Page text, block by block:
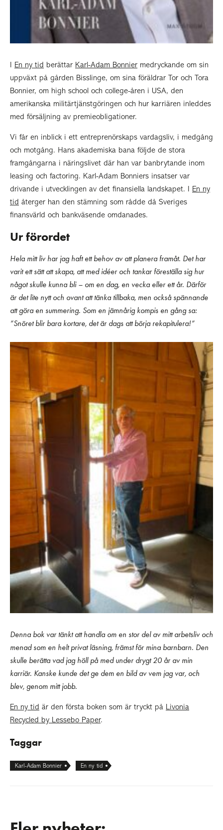
I En ny tid berättar Karl-Adam Bonnier medryckande om sin
uppväxt på gården Bisslinge, om sina föräldrar Tor och Tora
Bonnier, om high school och college-åren i USA, den
amerikanska militärtjänstgöringen och hur karriären inleddes
med försäljning av premieobligationer.
Vi får en inblick i ett entreprenörskaps vardagsliv, i medgång
och motgång. Hans akademiska bana följde de stora
framgångarna i näringslivet där han var banbrytande inom
leasing och factoring. Karl-Adam Bonniers insatser var
drivande i utvecklingen av det finansiella landskapet. I En ny
tid återger han den stämning som rådde då Sveriges
finansvärld och bankväsende omdanades.
Ur förordet
Hela mitt liv har jag haft ett behov av att planera framåt. Det har
varit ett sätt att skapa, att med idéer och tankar föreställa sig hur
något skulle kunna bli – om en dag, en vecka eller ett år. Därför
är det lite nytt och ovant att tänka tillbaka, men också spännande
att göra en summering. Som en jämnårig kompis en gång sa:
”Snöret blir bara kortare, det är dags att börja rekapitulera!”
Denna bok var tänkt att handla om en stor del av mitt arbetsliv och
menad som en helt privat läsning, främst för mina barnbarn. Den
skulle berätta vad jag höll på med under drygt 20 år av min
karriär. Kanske kunde det ge dem en bild av vem jag var, och
blev, genom mitt jobb.
En ny tid är den första boken som är tryckt på Livonia
Recycled by Lessebo Paper.
Taggar
Karl-Adam Bonnier En ny tid